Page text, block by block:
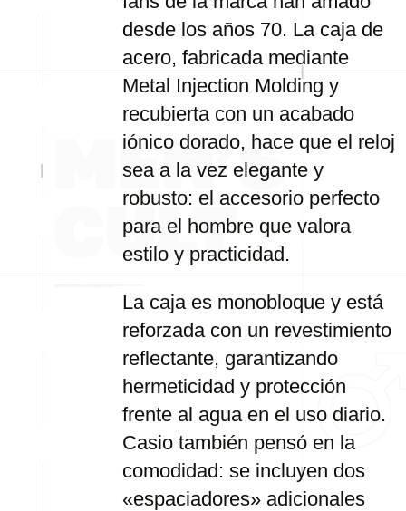
desde los años 70. La caja de
acero, fabricada mediante
Metal Injection Molding y
recubierta con un acabado
iónico dorado, hace que el reloj
sea a la vez elegante y
robusto: el accesorio perfecto
para el hombre que valora
estilo y practicidad.
La caja es monobloque y está
reforzada con un revestimiento
reflectante, garantizando
hermeticidad y protección
frente al agua en el uso diario.
Casio también pensó en la
comodidad: se incluyen dos
«espaciadores» adicionales